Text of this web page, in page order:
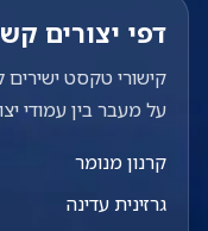
דפי יצורים
קישורי טקסט ישירים
על מעבר בין עמודי
קרנון מנומר
גרזינית עדינה